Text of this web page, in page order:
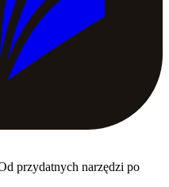
przydatnych narzędzi po